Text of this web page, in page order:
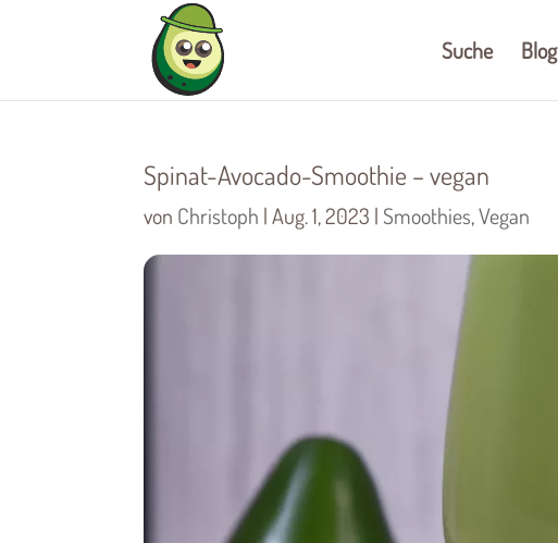
Suche Blog
Spinat-Avocado-Smoothie – vegan
von Christoph |Aug. 1, 2023 | Smoothies,Vegan